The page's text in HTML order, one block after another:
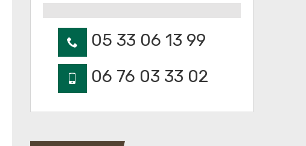
05 33 06 13 99
06 76 03 33 02